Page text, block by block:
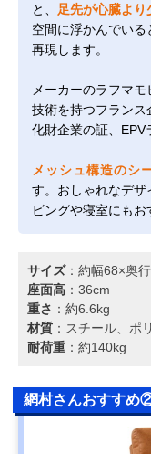
と、
足先が心臓よ
空間に浮かんでい
再現します。
メーカーのラフマ
技術を持つフラン
化財企業の証、EPV
メッシュ構造のシ
す。おしゃれなデザ
ビングや寝室にもお
サイズ：約幅68×奥
座面高 ：36cm
重さ ：約6.6kg
材質 ：スチール、ポ
耐荷重 ：約140kg
網村さんおすすめ